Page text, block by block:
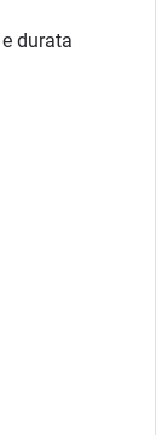
durata
griglie